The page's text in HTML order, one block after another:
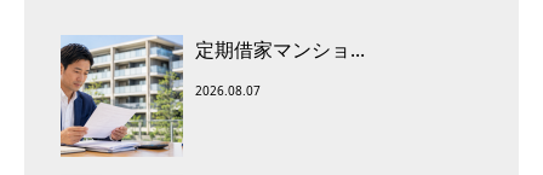
定期借家マンショ...
2026.08.07